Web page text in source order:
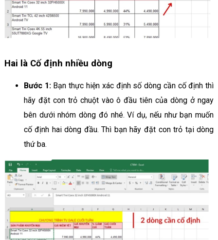
Hai là Cố định nhiều dòng
Bước 1:Bạn thực hiện xác định số dòng cần cố định thì
hãy đặt con trỏ chuột vào ô đầu tiên của dòng ở ngay
bên dưới nhóm dòng đó nhé. Ví dụ, nếu như bạn muốn
cố định hai dòng đầu. Thì bạn hãy đặt con trỏ tại dòng
thứ ba.